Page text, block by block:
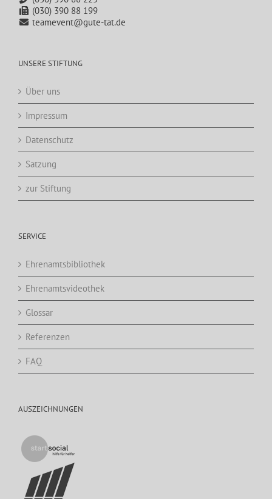
(030) 390 88 199
teamevent@gute-tat.de
UNSERE STIFTUNG
Über uns
Impressum
Datenschutz
Satzung
zur Stiftung
SERVICE
Ehrenamtsbibliothek
Ehrenamtsvideothek
Glossar
Referenzen
FAQ
AUSZEICHNUNGEN